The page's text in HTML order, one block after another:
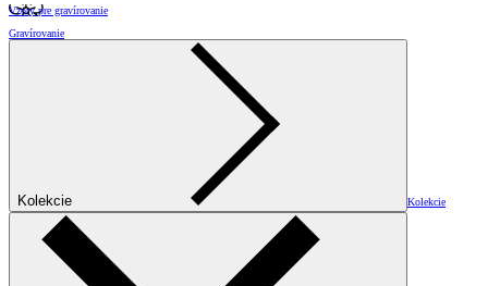
Vzory pre gravírovanie
Gravírovanie
Kolekcie Kolekcie